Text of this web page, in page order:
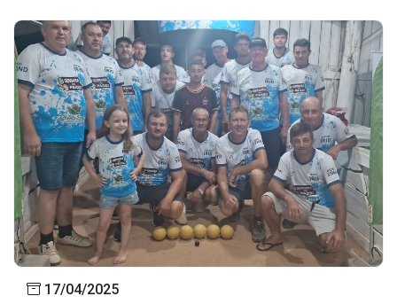
17/04/2025